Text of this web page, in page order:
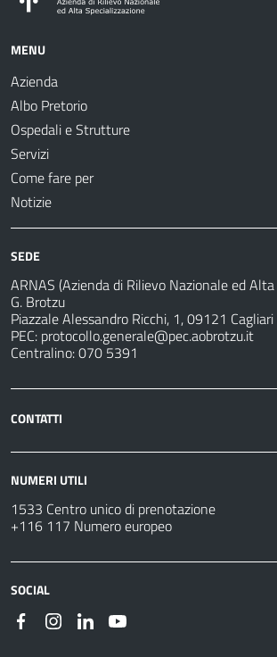
MENU
Azienda
Albo Pretorio
Ospedali e Strutture
Servizi
Come fare per
Notizie
SEDE
ARNAS (Azienda di Rilievo Nazionale ed
G. Brotzu
Piazzale Alessandro Ricchi, 1, 09121 Cagliari
PEC: protocollo.generale@pec.aobrotzu.it
Centralino: 070 5391
CONTATTI
NUMERI UTILI
1533 Centro unico di prenotazione
+116 117 Numero europeo
SOCIAL